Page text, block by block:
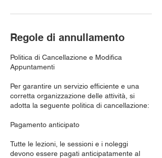
Regole di annullamento
Politica di Cancellazione e Modifica
Appuntamenti
Per garantire un servizio efficiente e una
corretta organizzazione delle attività, si
adotta la seguente politica di cancellazione:
Pagamento anticipato
Tutte le lezioni, le sessioni e i noleggi
devono essere pagati anticipatamente al